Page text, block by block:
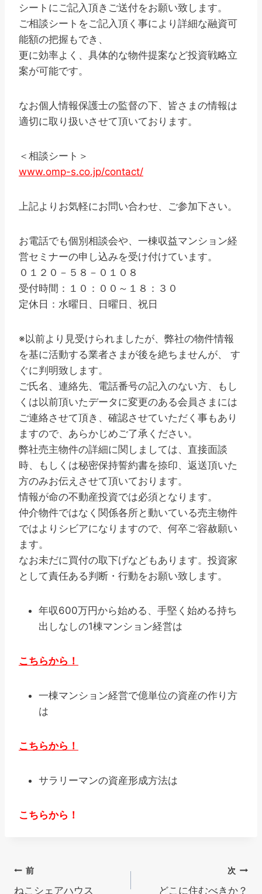
シートにご記入頂きご送付をお願い致します。
ご相談シートをご記入頂く事により詳細な融資可
能額の把握もでき、
更に効率よく、具体的な物件提案など投資戦略立
案が可能です。
なお個人情報保護士の監督の下、皆さまの情報は
適切に取り扱いさせて頂いております。
＜相談シート＞
www.omp-s.co.jp/contact/
上記よりお気軽にお問い合わせ、ご参加下さい。
お電話でも個別相談会や、一棟収益マンション経
営セミナーの申し込みを受け付けています。
０１２０－５８－０１０８
受付時間：１０：００～１８：３０
定休日：水曜日、日曜日、祝日
※以前より見受けられましたが、弊社の物件情報
を基に活動する業者さまが後を絶ちませんが、 す
ぐに判明致します。
ご氏名、連絡先、電話番号の記入のない方、もし
くは以前頂いたデータに変更のある会員さまには
ご連絡させて頂き、確認させていただく事もあり
ますので、あらかじめご了承ください。
弊社売主物件の詳細に関しましては、直接面談
時、もしくは秘密保持誓約書を捺印、返送頂いた
方のみお伝えさせて頂いております。
情報が命の不動産投資では必須となります。
仲介物件ではなく関係各所と動いている売主物件
ではよりシビアになりますので、何卒ご容赦願い
ます。
なお未だに買付の取下げなどもあります。投資家
として責任ある判断・行動をお願い致します。
年収600万円から始める、手堅く始める持ち
出しなしの1棟マンション経営は
こちらから！
一棟マンション経営で億単位の資産の作り方
は
こちらから！
サラリーマンの資産形成方法は
こちらから！
投前
ねこシェアハウス
次
どこに住むべきか？